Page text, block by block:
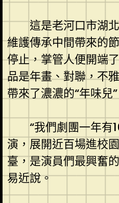
這是老河口市湖
維護傳承中間帶來的
停止，掌管人便開端
品是年畫、對聯，不
帶來了濃濃的“年味兒”
“我們劇團一年有
演，展開近百場進校
臺，是演員們最興奮
易近說。